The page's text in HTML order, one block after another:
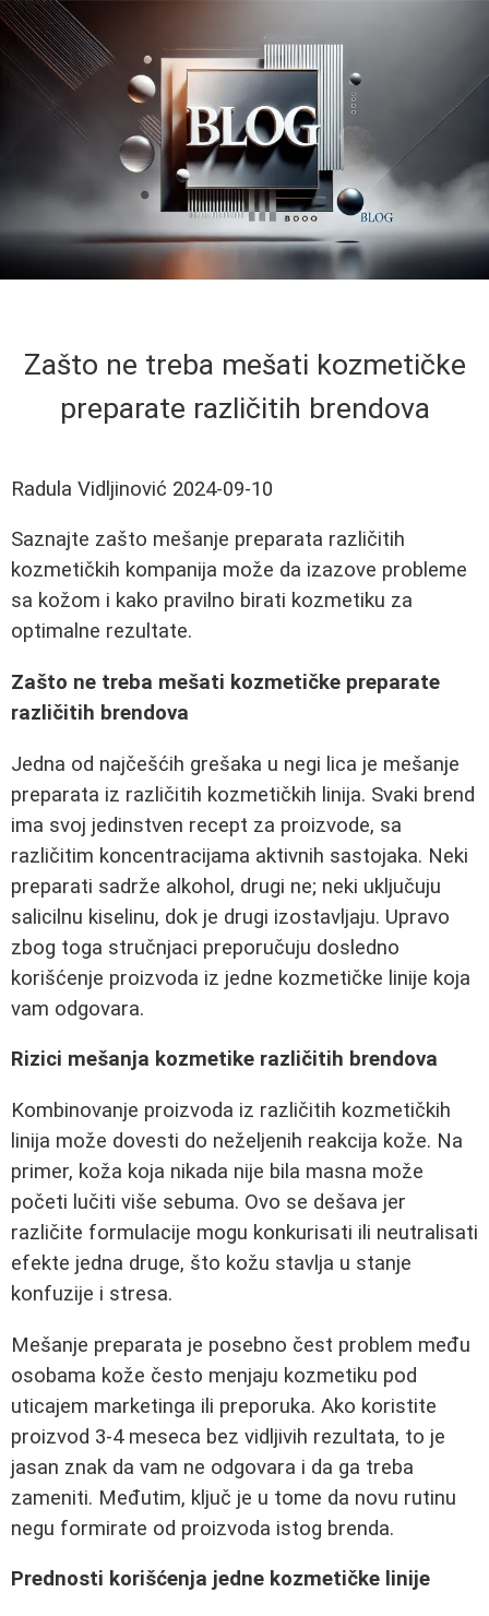
Zašto ne treba mešati kozmetičke
preparate različitih brendova
Radula Vidljinović 2024-09-10
Saznajte zašto mešanje preparata različitih
kozmetičkih kompanija može da izazove probleme
sa kožom i kako pravilno birati kozmetiku za
optimalne rezultate.
Zašto ne treba mešati kozmetičke preparate
različitih brendova
Jedna od najčešćih grešaka u negi lica je mešanje
preparata iz različitih kozmetičkih linija. Svaki brend
ima svoj jedinstven recept za proizvode, sa
različitim koncentracijama aktivnih sastojaka. Neki
preparati sadrže alkohol, drugi ne; neki uključuju
salicilnu kiselinu, dok je drugi izostavljaju. Upravo
zbog toga stručnjaci preporučuju dosledno
korišćenje proizvoda iz jedne kozmetičke linije koja
vam odgovara.
Rizici mešanja kozmetike različitih brendova
Kombinovanje proizvoda iz različitih kozmetičkih
linija može dovesti do neželjenih reakcija kože. Na
primer, koža koja nikada nije bila masna može
početi lučiti više sebuma. Ovo se dešava jer
različite formulacije mogu konkurisati ili neutralisati
efekte jedna druge, što kožu stavlja u stanje
konfuzije i stresa.
Mešanje preparata je posebno čest problem među
osobama kože često menjaju kozmetiku pod
uticajem marketinga ili preporuka. Ako koristite
proizvod 3-4 meseca bez vidljivih rezultata, to je
jasan znak da vam ne odgovara i da ga treba
zameniti. Međutim, ključ je u tome da novu rutinu
negu formirate od proizvoda istog brenda.
Prednosti korišćenja jedne kozmetičke linije